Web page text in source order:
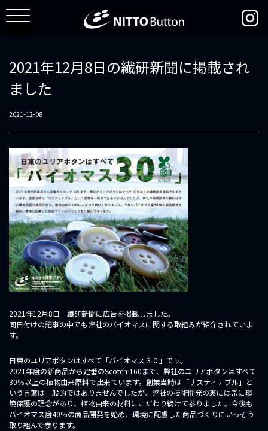
2021年12月8日の繊研新聞に掲載され
ました
2021-12-08
2021年12月8日 繊研新聞に広告を掲載しました。
同日付けの記事の中でも弊社のバイオマスに関する取組みが紹介されていま
す。
日東のユリアボタンはすべて「バイオマス３０」です。
2021年度の新商品から定番のScotch 160まで、弊社のユリアボタンはすべて
30％以上の植物由来原料で出来ています。創業当時は「サスティナブル」と
いう言葉は一般的ではありませんでしたが、弊社の技術開発の裏には常に環
境保護の理念があり、植物由来の材料にこだわり続けて参りました。今後も
バイオマス度40％の商品開発を始め、環境に配慮した商品づくりにいっそう
取り組んで参ります。